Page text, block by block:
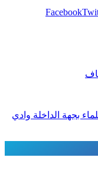
Facebook
بجهة الداخلة وادي